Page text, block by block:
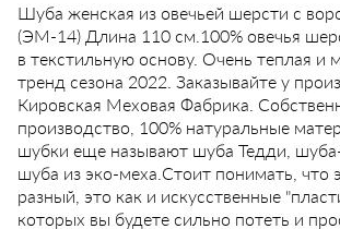
Шуба женская из овечьей шерсти с
(ЭМ-14) Длина 110 см.100% овечья
в текстильную основу. Очень теплая и
тренд сезона 2022. Заказывайте у
Кировская Меховая Фабрика.
производство, 100% натуральные
шубки еще называют шуба Тедди,
шуба из эко-меха.Стоит понимать, что
разный, это как и искусственные
которых вы будете сильно потеть и